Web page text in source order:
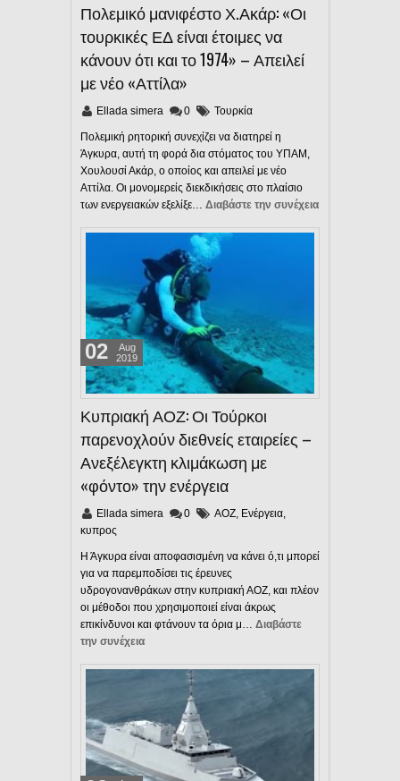
Πολεμικό μανιφέστο Χ.Ακάρ: «Οι
τουρκικές ΕΔ είναι έτοιμες να
κάνουν ότι και το 1974» – Απειλεί
με νέο «Αττίλα»
Ellada simera 0 Τουρκία
Πολεμική ρητορική συνεχίζει να διατηρεί η
Άγκυρα, αυτή τη φορά δια στόματος του ΥΠΑΜ,
Χουλουσί Ακάρ, ο οποίος και απειλεί με νέο
Αττίλα. Οι μονομερείς διεκδικήσεις στο πλαίσιο
των ενεργειακών εξελίξε… Διαβάστε την συνέχεια
Κυπριακή ΑΟΖ: Οι Τούρκοι
παρενοχλούν διεθνείς εταιρείες –
Ανεξέλεγκτη κλιμάκωση με
«φόντο» την ενέργεια
Ellada simera 0 ΑΟΖ, Ενέργεια,
κυπρος
Η Άγκυρα είναι αποφασισμένη να κάνει ό,τι μπορεί
για να παρεμποδίσει τις έρευνες
υδρογονανθράκων στην κυπριακή ΑΟΖ, και πλέον
οι μέθοδοι που χρησιμοποιεί είναι άκρως
επικίνδυνοι και φτάνουν τα όρια μ… Διαβάστε
την συνέχεια
02
Aug
2019